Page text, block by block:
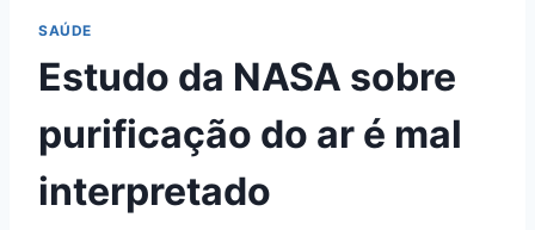
SAÚDE
Estudo da NASA sobre
purificação do ar é mal
interpretado